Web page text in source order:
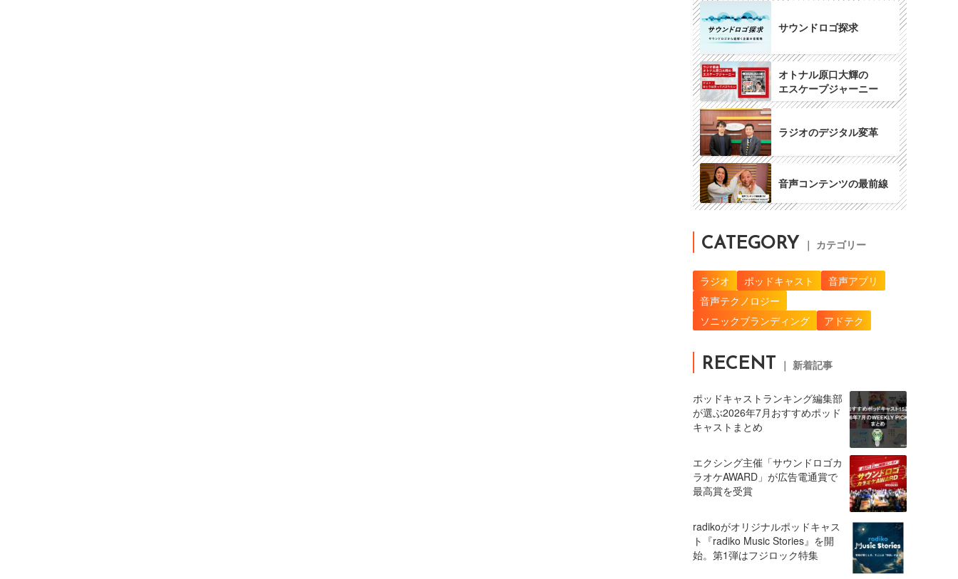
サウンドロゴ探求
オトナル原口大輝の
エスケープジャーニー
ラジオのデジタル変革
音声コンテンツの最前線
CATEGORY ｜ カテゴリー
ラジオ ポッドキャスト
音声アプリ
音声テクノロジー
ソニックブランディング
アドテク
RECENT ｜ 新着記事
ポッドキャストランキング編集部
が選ぶ2026年7月おすすめポッド
キャストまとめ
エクシング主催「サウンドロゴカ
ラオケAWARD」が広告電通賞で
最高賞を受賞
radikoがオリジナルポッドキャス
ト『radiko Music Stories』を開
始。第1弾はフジロック特集